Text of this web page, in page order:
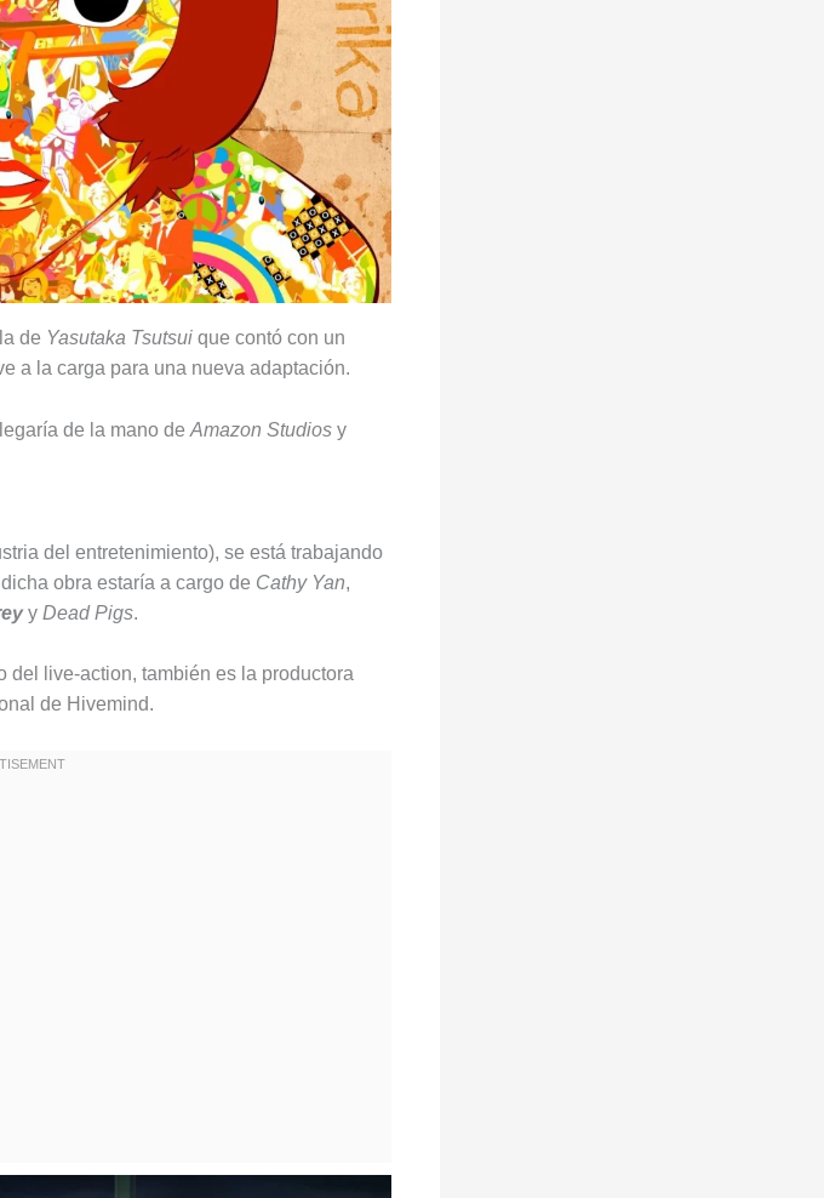
de Yasutaka Tsutsui que contó con un
a la carga para una nueva adaptación.
llegaría de la mano de Amazon Studios y
del entretenimiento), se está trabajando
obra estaría a cargo de Cathy Yan,
y Dead Pigs.
del live-action, también es la productora
de Hivemind.